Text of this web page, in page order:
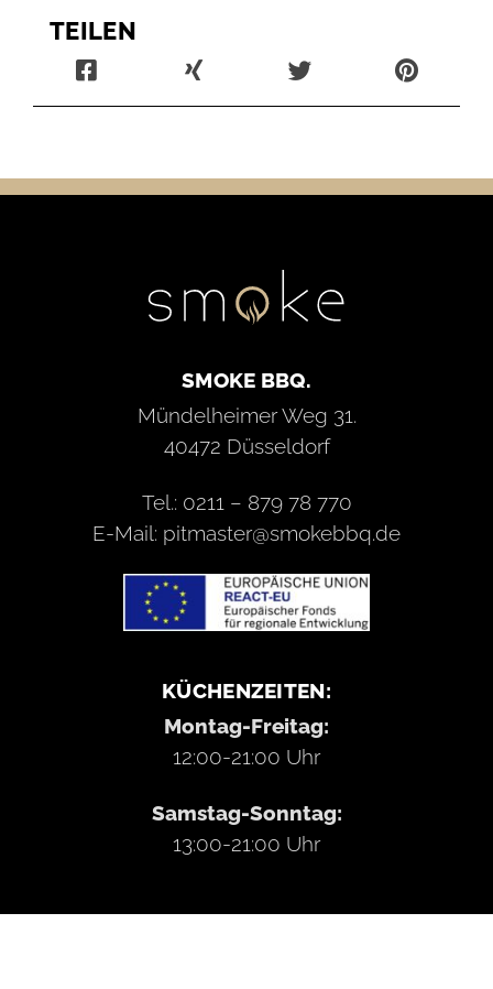
TEILEN
SMOKE BBQ.
Mündelheimer Weg 31.
40472 Düsseldorf
Tel.: 0211 – 879 78 770
E-Mail: pitmaster@smokebbq.de
KÜCHENZEITEN:
Montag-Freitag:
12:00-21:00 Uhr
Samstag-Sonntag:
13:00-21:00 Uhr